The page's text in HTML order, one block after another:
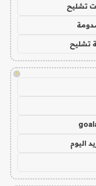
تشليح
تشليح
!
اليوم